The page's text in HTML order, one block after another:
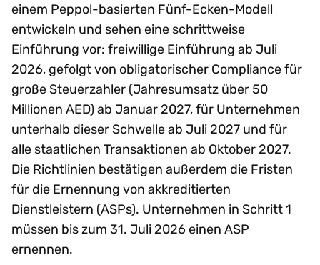
einem Peppol-basierten Fünf-Ecken-Modell
entwickeln und sehen eine schrittweise
Einführung vor: freiwillige Einführung ab Juli
2026, gefolgt von obligatorischer Compliance für
große Steuerzahler (Jahresumsatz über 50
Millionen AED) ab Januar 2027, für Unternehmen
unterhalb dieser Schwelle ab Juli 2027 und für
alle staatlichen Transaktionen ab Oktober 2027.
Die Richtlinien bestätigen außerdem die Fristen
für die Ernennung von akkreditierten
Dienstleistern (ASPs). Unternehmen in Schritt 1
müssen bis zum 31. Juli 2026 einen ASP
ernennen.